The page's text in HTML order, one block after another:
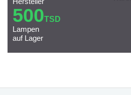
500TSD
Lampen
auf Lager